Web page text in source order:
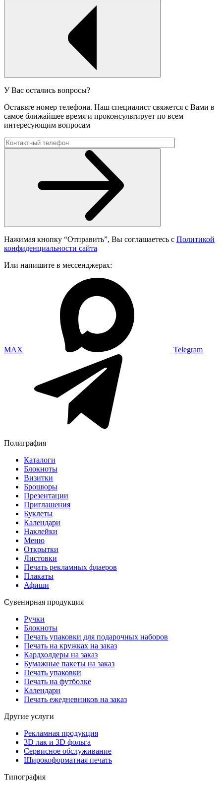
У Вас остались вопросы?
Оставьте номер телефона. Наш специалист свяжется с Вами в
самое ближайшее время и проконсультирует по всем
интересующим вопросам
Нажимая кнопку “Отправить”, Вы соглашаетесь с Политикой
конфиденциальности сайта
Или напишите в мессенджерах:
MAX Telegram
Полиграфия
Каталоги
Блокноты
Визитки
Брошюры
Презентации
Приглашения
Буклеты
Календари
Наклейки
Меню
Открытки
Листовки
Печать рекламных флаеров
Плакаты
Афиши
Сувенирная продукция
Ручки
Блокноты
Печать упаковки для подарочных наборов
Печать на кружках на заказ
Кардхолдеры на заказ
Бумажные пакеты на заказ
Печать упаковки
Печать на футболке
Календари
Печать ежедневников на заказ
Другие услуги
Рекламная продукция
3D лак и 3D фольга
Сервисное обслуживание
Широкоформатная печать
Типография